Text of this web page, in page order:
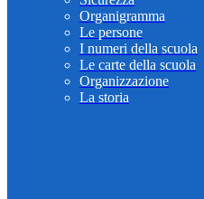
Organigramma
Le persone
I numeri della scuola
Le carte della scuola
Organizzazione
La storia